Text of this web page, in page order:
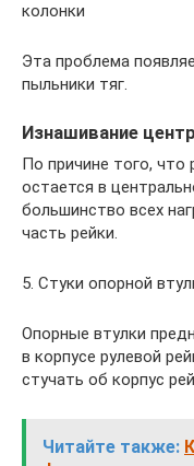
колонки
Эта проблема
пыльники тяг.
Изнашивание
По причине того, что
остается в
большинство всех
часть рейки.
5. Стуки опорной
Опорные втулки
в корпусе рулевой
стучать об корпус
Читайте также: